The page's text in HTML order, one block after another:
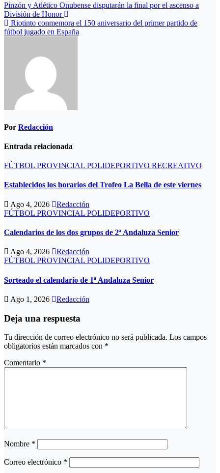
Navegación
de
entradas
Pinzón y Atlético Onubense disputarán la final por el ascenso a
División de Honor
Riotinto conmemora el 150 aniversario del primer partido de
fútbol jugado en España
Por Redacción
Entrada relacionada
FÚTBOL PROVINCIAL POLIDEPORTIVO RECREATIVO
Establecidos los horarios del Trofeo La Bella de este viernes
Ago 4, 2026
Redacción
FÚTBOL PROVINCIAL POLIDEPORTIVO
Calendarios de los dos grupos de 2ª Andaluza Senior
Ago 4, 2026
Redacción
FÚTBOL PROVINCIAL POLIDEPORTIVO
Sorteado el calendario de 1ª Andaluza Senior
Ago 1, 2026 Redacción
Deja una respuesta
Tu dirección de correo electrónico no será publicada. Los campos
obligatorios están marcados con *
Comentario *
Nombre *
Correo electrónico *